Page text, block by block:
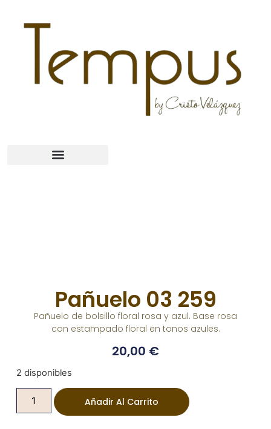
Pañuelo 03 259
Pañuelo de bolsillo floral rosa y azul. Base rosa
con estampado floral en tonos azules.
20,00 €
2 disponibles
Añadir Al Carrito